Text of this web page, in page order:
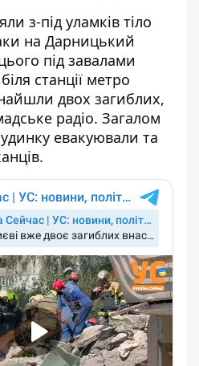
з-під уламків тіло
на Дарницький
під завалами
станції метро
двох загиблих,
радіо. Загалом
евакуювали та